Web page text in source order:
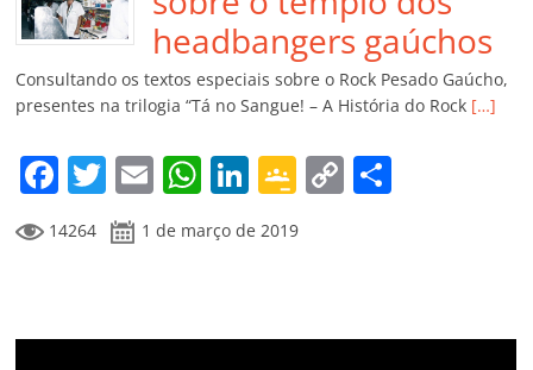
o
k
p a
ss
ro
o
m
k h
ar
headbangers gaúchos
Consultando os textos especiais sobre o Rock Pesado Gaúcho,
presentes na trilogia “Tá no Sangue! – A História do Rock […]
F
a
c
b
T
w
itt
E
m
ai
W
at
A
Li
n
k
dI
G
o
o
e
C
Li ar
14264 1 de março de 2019